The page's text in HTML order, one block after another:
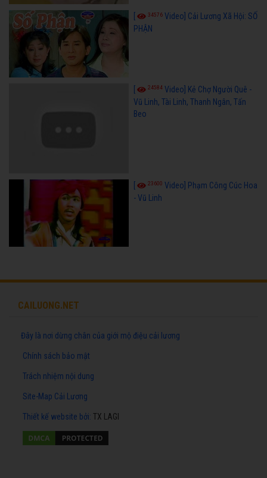
34576 Video] Cải Lương Xã Hội: SỐ
PHẬN
24584 Video] Kẻ Chợ Người Quê -
Vũ Linh, Tài Linh, Thanh Ngân, Tấn
Beo
23600 Video] Phạm Công Cúc Hoa
- Vũ Linh
CAILUONG.NET
Đây là nơi dừng chân của giới mộ điệu cải lương
Chính sách bảo mật
Trách nhiệm nội dung
Site-Map Cải Lương
Thiết kế website bởi: TX LAGI